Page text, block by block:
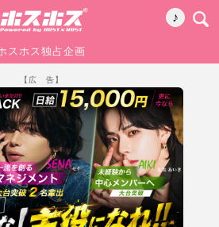
♪
スホス独占企画
【広 告】